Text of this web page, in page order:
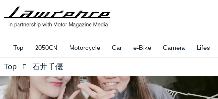
Top 2050CN Motorcycle Car e-Bike Camera
Top 石井千優